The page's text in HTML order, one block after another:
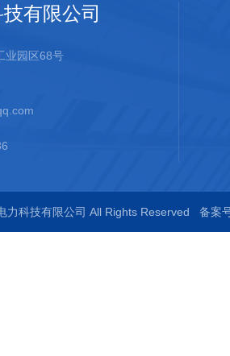
有限公司
业园区68号
力科技有限公司 All Rights Reserved 备案